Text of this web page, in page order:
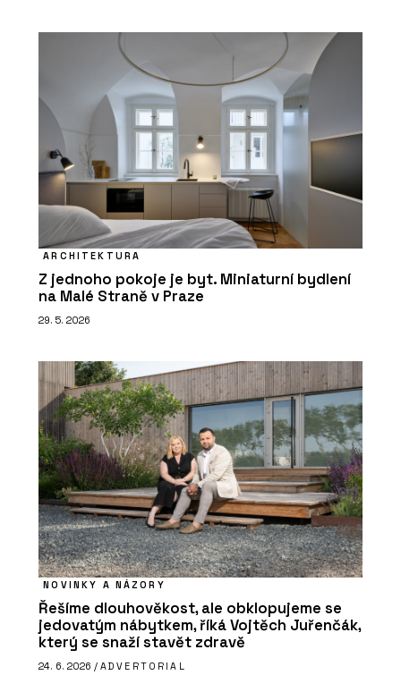
ARCHITEKTURA
Z jednoho pokoje je byt. Miniaturní bydlení
na Malé Straně v Praze
29. 5. 2026
NOVINKY A NÁZORY
Řešíme dlouhověkost, ale obklopujeme se
jedovatým nábytkem, říká Vojtěch Juřenčák,
který se snaží stavět zdravě
24. 6. 2026 / ADVERTORIAL